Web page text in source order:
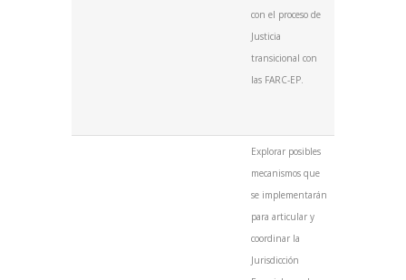
con el proceso de
Justicia
transicional con
las FARC-EP.
Explorar posibles
mecanismos que
se implementarán
para articular y
coordinar la
Jurisdicción